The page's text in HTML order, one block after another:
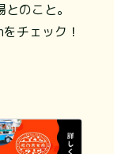
のこと。
チェック！